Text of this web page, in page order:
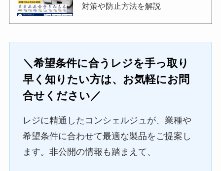
対策や防止方法を解説
＼希望条件に合うレジを手っ取り
早く知りたい方は、お気軽にお問
合せください／
レジに精通したコンシェルジュが、業種や
希望条件に合わせて最適な製品をご提案し
ます。非公開の情報も踏まえて、